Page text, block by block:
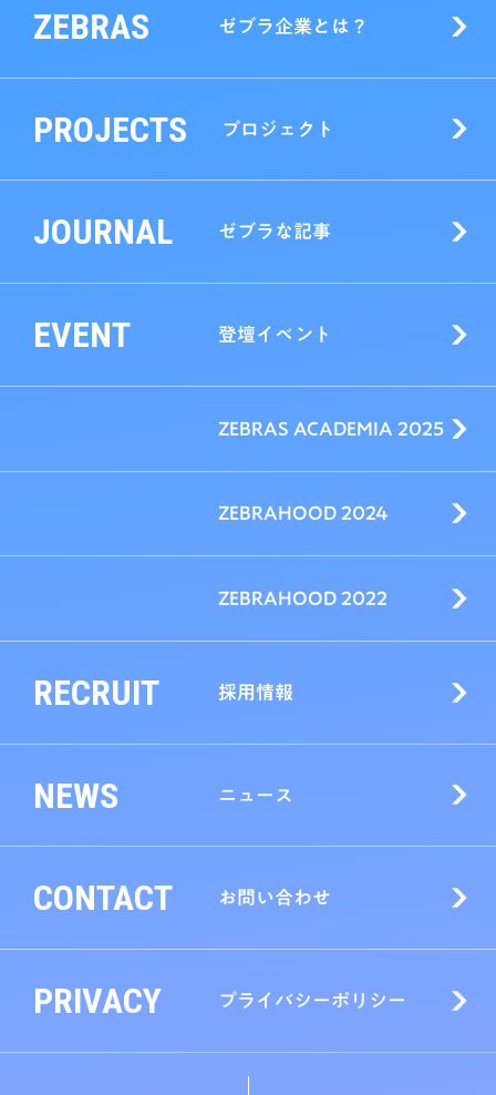
ZEBRAS ゼブラ企業とは？
PROJECTS プロジェクト
JOURNAL ゼブラな記事
EVENT 登壇イベント
ZEBRAS ACADEMIA 2025
ZEBRAHOOD 2024
ZEBRAHOOD 2022
RECRUIT 採用情報
NEWS ニュース
CONTACT お問い合わせ
PRIVACY プライバシーポリシー